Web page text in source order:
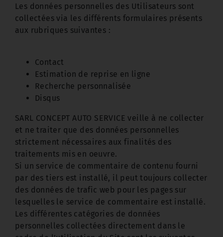
Les données personnelles des Utilisateurs sont
collectées via les différents formulaires présents
aux rubriques suivantes :
Contact
Estimation de reprise en ligne
Recherche personnalisée
Disqus
SARL CONCEPT AUTO SERVICE veille à ne collecter
et ne traiter que des données personnelles
strictement nécessaires aux finalités des
traitements mis en oeuvre.
Si un service de commentaire de contenu fourni
par des tiers est installé, il peut toujours collecter
des données de trafic web pour les pages sur
lesquelles le service de commentaire est installé.
Les différentes catégories de données
personnelles collectées directement dans le